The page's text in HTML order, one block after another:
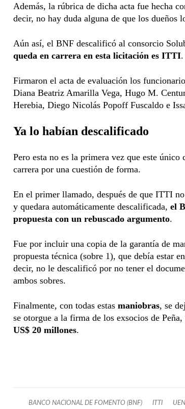
Además, la rúbrica de dicha acta fue hecha
decir, no hay duda alguna de que los dueños
Aún así, el BNF descalificó al consorcio
queda en carrera en esta licitación es ITTI.
Firmaron el acta de evaluación los
Diana Beatriz Amarilla Vega, Hugo M.
Herebia, Diego Nicolás Popoff Fuscaldo e
Ya lo habían descalificado
Pero esta no es la primera vez que este
carrera por una cuestión de forma.
En el primer llamado, después de que ITTI
y quedara automáticamente descalificada, el
propuesta con un rebuscado argumento.
Fue por incluir una copia de la garantía de
propuesta técnica (sobre 1), que debía estar
decir, no le descalificó por no tener el
ambos sobres.
Finalmente, con todas estas maniobras, se
se otorgue a la firma de los exsocios de Peña,
US$ 20 millones.
BANCO NACIONAL DE FOMENTO (BNF) ITTI